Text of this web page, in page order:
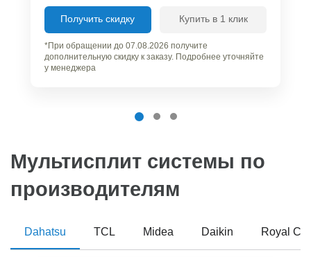
Получить скидку Купить в 1 клик
*При обращении до 07.08.2026 получите
дополнительную скидку к заказу. Подробнее уточняйте
у менеджера
Мультисплит системы по
производителям
Dahatsu TCL Midea Daikin Royal